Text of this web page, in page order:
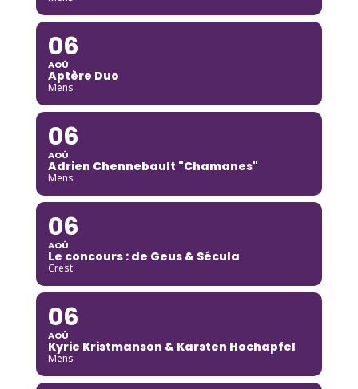
06
AOÛ
Aptère Duo
Mens
06
AOÛ
Adrien Chennebault "Chamanes"
Mens
06
AOÛ
Le concours : de Geus & Sécula
Crest
06
AOÛ
Kyrie Kristmanson & Karsten Hochapfel
Mens